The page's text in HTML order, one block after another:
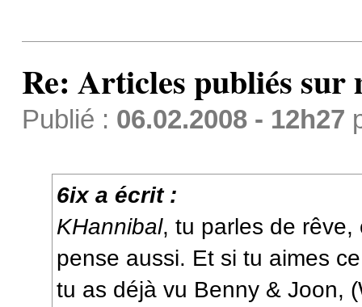
Re: Articles publiés sur
Publié : 06.02.2008 - 12h27
6ix a écrit :
KHannibal, tu parles de rêve,
pense aussi. Et si tu aimes
tu as déjà vu Benny & Joon,